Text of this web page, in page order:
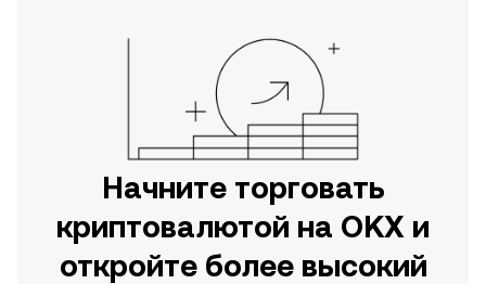
Начните торговать
криптовалютой на OKX и
откройте более высокий